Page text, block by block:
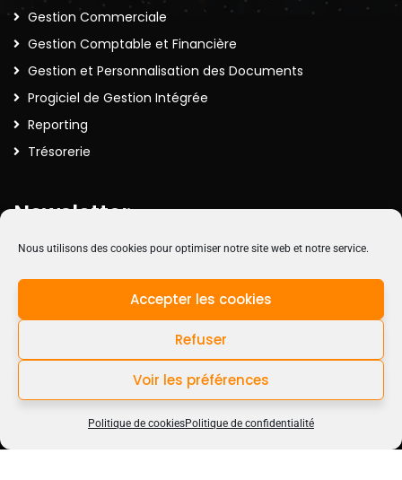
Nous utilisons des cookies pour optimiser notre site web et notre service.
Accepter les cookies
Refuser
Voir les préférences
Politique de cookiesPolitique de confidentialité
Gestion Commerciale
Gestion Comptable et Financière
Gestion et Personnalisation des Documents
Progiciel de Gestion Intégrée
Reporting
Trésorerie
Newsletter
Contactez-nous
Open